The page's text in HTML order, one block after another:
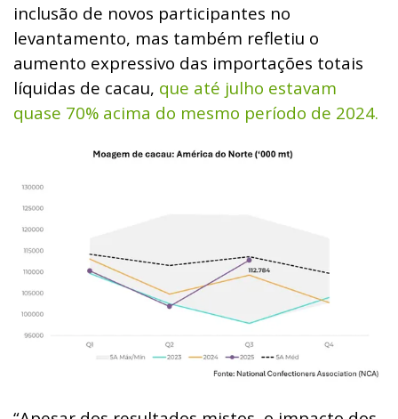
inclusão de novos participantes no
levantamento, mas também refletiu o
aumento expressivo das importações totais
líquidas de cacau, que até julho estavam
quase 70% acima do mesmo período de 2024.